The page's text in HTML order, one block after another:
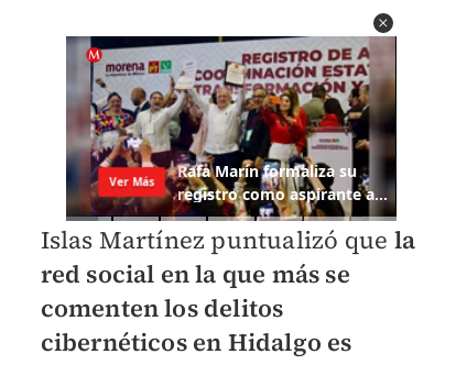
Islas Martínez puntualizó que la
red social en la que más se
comenten los delitos
cibernéticos en Hidalgo es